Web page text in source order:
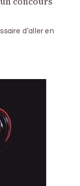
d’aller en